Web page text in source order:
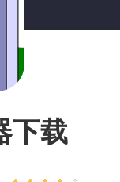
下载